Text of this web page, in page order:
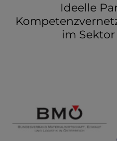
Ideelle
im